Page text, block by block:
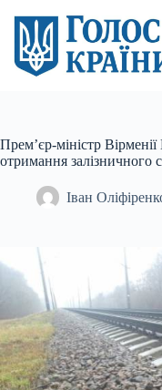
вмісту
Прем’єр-міністр
отримання залізничного
Іван